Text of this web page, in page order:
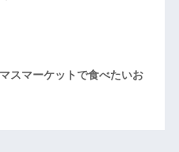
スマーケットで食べたいお